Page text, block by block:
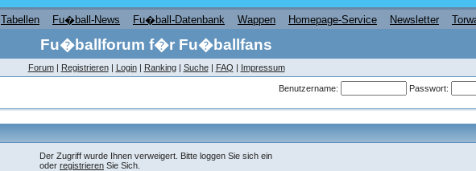
Tabellen Fu�ball-News Fu�ball-Datenbank Wappen Homepage-Service Newsletter
Fu�ballforum f�r Fu�ballfans
Forum| Registrieren| Login| Ranking| Suche| FAQ | Impressum
Benutzername: Passwort:
Der Zugriff wurde Ihnen verweigert. Bitte loggen Sie sich ein
oder registrieren Sie Sich.